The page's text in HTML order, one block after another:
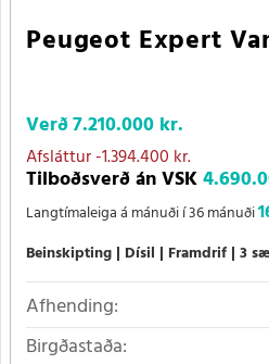
Peugeot Expert
Verð7.210.000 kr.
Afsláttur-1.394.400 kr.
Tilboðsverð án VSK
Langtímaleiga á mánuði í 36 mánuði
Beinskipting Dísil Framdrif 3
Afhending:
Birgðastaða: